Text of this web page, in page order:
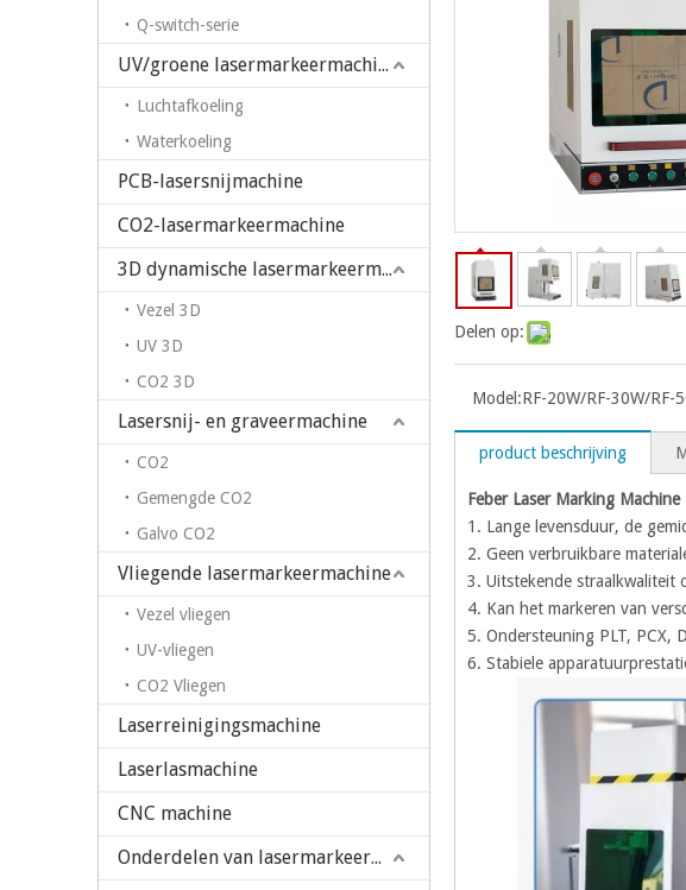
Q-switch-serie
UV/groene lasermarkeermachine
Luchtafkoeling
Waterkoeling
PCB-lasersnijmachine
CO2-lasermarkeermachine
3D dynamische lasermarkeermachine
Vezel 3D
UV 3D
CO2 3D
Lasersnij- en graveermachine
CO2
Gemengde CO2
Galvo CO2
Vliegende lasermarkeermachine
Vezel vliegen
UV-vliegen
CO2 Vliegen
Laserreinigingsmachine
Laserlasmachine
CNC machine
Onderdelen van lasermarkeermachine
Delen op:
Model:RF-20W/RF-30W/RF-
product beschrijving
Feber Laser Marking
1. Lange levensduur, de
2. Geen verbruikbare
3. Uitstekende straalkwaliteit
4. Kan het markeren van
5. Ondersteuning PLT, PCX,
6. Stabiele